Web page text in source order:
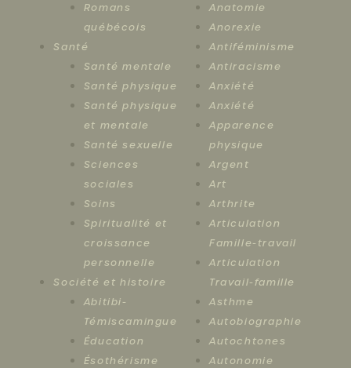
Romans
québécois
Santé
Santé mentale
Santé physique
Santé physique
et mentale
Santé sexuelle
Sciences
sociales
Soins
Spiritualité et
croissance
personnelle
Société et histoire
Abitibi-
Témiscamingue
Éducation
Ésothérisme
Anatomie
Anorexie
Antiféminisme
Antiracisme
Anxiété
Anxiété
Apparence
physique
Argent
Art
Arthrite
Articulation
Famille-travail
Articulation
Travail-famille
Asthme
Autobiographie
Autochtones
Autonomie